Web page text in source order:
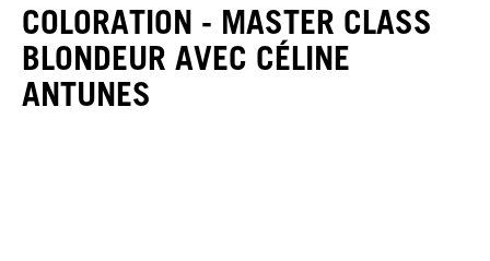
COLORATION - MASTER CLASS
BLONDEUR AVEC CÉLINE
ANTUNES